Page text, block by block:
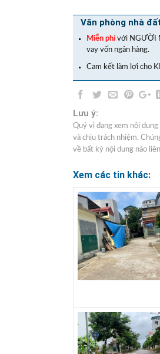
Văn phòng nhà
Miễn phí với NGƯỜI
vay vốn ngân hàng.
Cam kết làm lợi cho
Lưu ý:
Quý vị đang xem nội
và chịu trách nhiệm.
về bất kỳ nội dung nào
Xem các tin khác: